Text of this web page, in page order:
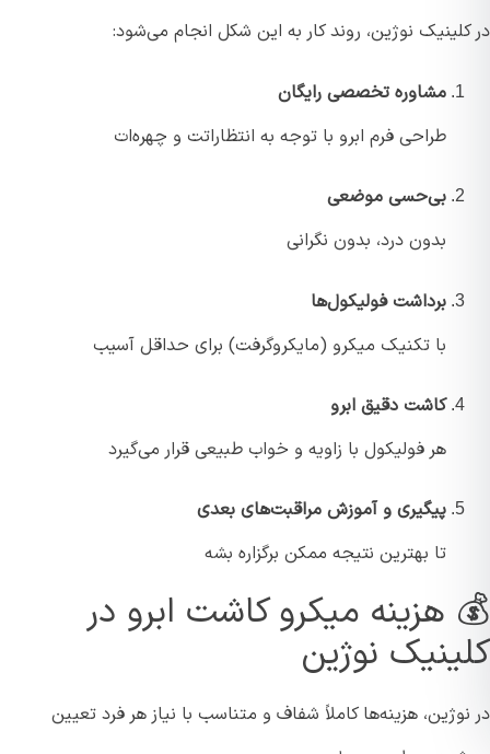
نوژین، روند کار به این شکل انجام می‌شود:
مشاوره تخصصی رایگان
طراحی فرم ابرو با توجه به انتظاراتت و چهره‌ات
بی‌حسی موضعی
بدون درد، بدون نگرانی
برداشت فولیکول‌ها
با تکنیک ميكرو (مایکروگرفت) برای حداقل آسیب
کاشت دقیق ابرو
هر فولیکول با زاویه و خواب طبیعی قرار می‌گیرد
پیگیری و آموزش مراقبت‌های بعدی
تا بهترین نتیجه ممکن برگزاره بشه
هزینه میکرو کاشت ابرو در
نوژین
هزینه‌ها کاملاً شفاف و متناسب با نیاز هر فرد تعیین